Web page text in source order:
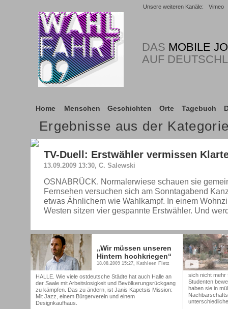
Unsere weiteren Kanäle: Vimeo
DAS MOBILE
AUF
Home Menschen Geschichten Orte Tagebuch
Ergebnisse aus der
TV-Duell: Erstwähler vermissen
13.09.2009 13:30, C. Salewski
OSNABRÜCK. Normalerwiese schauen sie
Fernsehen versuchen sich am Sonntagabend
etwas Ähnlichem wie Wahlkampf. In einem
Westen sitzen vier gespannte Erstwähler. Und
„Wir müssen unseren
Hintern hochkriegen“
18.08.2009 15:27, Kathleen Fietz
HALLE. Wie viele ostdeutsche Städte hat auch Halle an
der Saale mit Arbeitslosigkeit und Bevölkerungsrückgang
zu kämpfen. Das zu ändern, ist Janis Kapetsis Mission:
Mit Jazz, einem Bürgerverein und einem
Designkaufhaus.
sich nicht mehr
Studenten
haben sie in